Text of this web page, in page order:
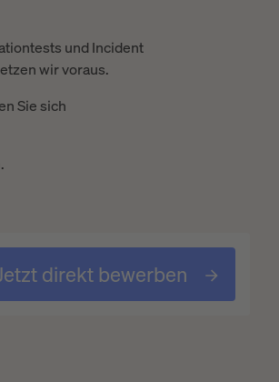
und Incident
wir voraus.
Sie sich
direkt bewerben